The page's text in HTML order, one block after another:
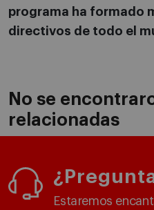
programa ha formado
directivos de todo el
No se
relacionadas
Estaremos